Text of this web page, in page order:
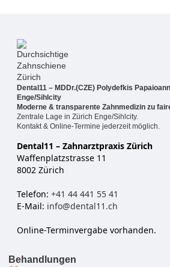
Dental11 – MDDr.(CZE) Polydefkis
Enge/Sihlcity
Moderne & transparente Zahnmedizin zu
Zentrale Lage in Zürich Enge/Sihlcity.
Kontakt & Online-Termine jederzeit möglich.
Dental11 – Zahnarztpraxis Zürich
Waffenplatzstrasse 11
8002 Zürich
Telefon: +41 44 441 55 41
E-Mail: info@dental11.ch
Online-Terminvergabe vorhanden.
Behandlungen